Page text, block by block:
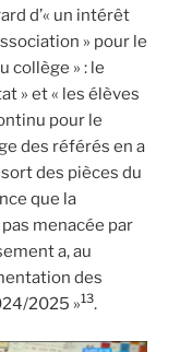
d’« un intérêt
» pour le
collège » : le
» et « les élèves
pour le
des référés en a
des pièces du
que la
menacée par
a, au
des
2025 »13.